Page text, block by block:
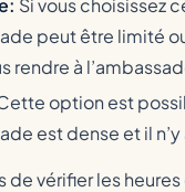
entre Jérusalem
Si vous choisissez
peut être limité
rendre à
option est
est dense et il
de vérifier les